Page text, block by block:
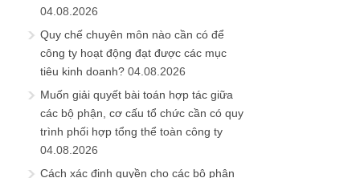
04.08.2026
Quy chế chuyên môn nào cần có để
công ty hoạt động đạt được các mục
tiêu kinh doanh? 04.08.2026
Muốn giải quyết bài toán hợp tác giữa
các bộ phận, cơ cấu tổ chức cần có quy
trình phối hợp tổng thể toàn công ty
04.08.2026
Cách xác định quyền cho các bộ phận